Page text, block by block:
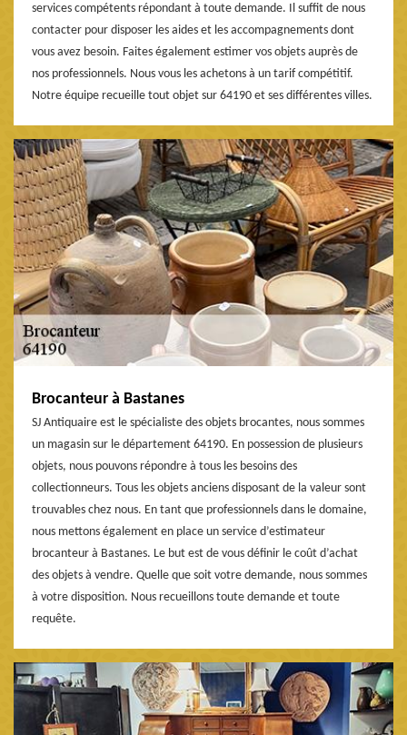
services compétents répondant à toute demande. Il suffit de nous
contacter pour disposer les aides et les accompagnements dont
vous avez besoin. Faites également estimer vos objets auprès de
nos professionnels. Nous vous les achetons à un tarif compétitif.
Notre équipe recueille tout objet sur 64190 et ses différentes villes.
Brocanteur à Bastanes
SJ Antiquaire est le spécialiste des objets brocantes, nous sommes
un magasin sur le département 64190. En possession de plusieurs
objets, nous pouvons répondre à tous les besoins des
collectionneurs. Tous les objets anciens disposant de la valeur sont
trouvables chez nous. En tant que professionnels dans le domaine,
nous mettons également en place un service d’estimateur
brocanteur à Bastanes. Le but est de vous définir le coût d’achat
des objets à vendre. Quelle que soit votre demande, nous sommes
à votre disposition. Nous recueillons toute demande et toute
requête.